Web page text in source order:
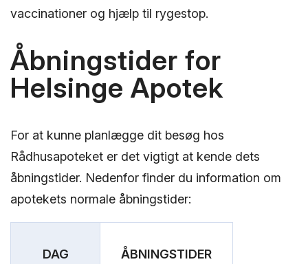
vaccinationer og hjælp til rygestop.
Åbningstider for
Helsinge Apotek
For at kunne planlægge dit besøg hos
Rådhusapoteket er det vigtigt at kende dets
åbningstider. Nedenfor finder du information om
apotekets normale åbningstider:
DAG ÅBNINGSTIDER